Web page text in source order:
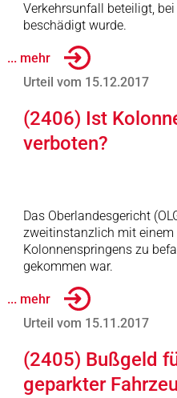
Verkehrsunfall beteiligt,
beschädigt wurde.
... mehr
Urteil vom 15.12.2017
(2406) Ist
verboten?
Das Oberlandesgericht
zweitinstanzlich mit einem
Kolonnenspringens zu
gekommen war.
... mehr
Urteil vom 15.11.2017
(2405) Bußgeld
geparkter